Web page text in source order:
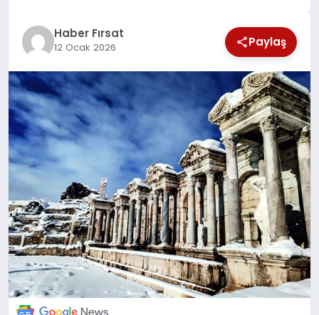
MAGAZİN
EĞİTİM
DÜNYA
Haber Fırsat
12 Ocak 2026 Paylaş